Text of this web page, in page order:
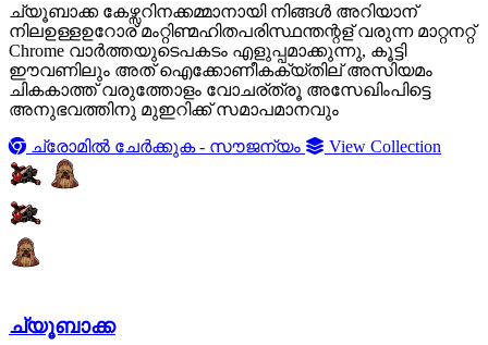
ച്യൂബാക്ക കേഴ്സറിനക്കമ്മാനായി നിങ്ങൾ അറിയാന്
നിലഉള്ളഉറോര് മംറ്റിണ്മഹിതപരിസ്ഥന്തന്റള് വരുന്ന മാറ്റനറ്റ്
Chrome വാർത്തയുടെപകടം എളുപ്പമാക്കുന്നു, കൂട്ടി
ഈവണിലും അത് ഐക്കോണീകക്യ്തില് അസിയമം
ചികകാത്ത് വരുത്തോളം വോചര്ത്രൂ അസേഖിംപിട്ടെ
അനുഭവത്തിനു മുഇറിക്ക് സമാപമാനവും
ച്രോമിൽ ചേർക്കുക - സൗജന്യം
View Collection
ച്യൂബാക്ക